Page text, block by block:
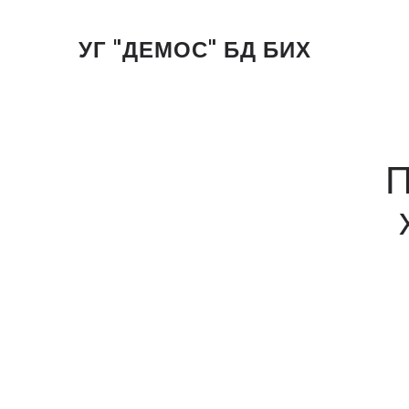
УГ "ДЕМОС" БД БИХ